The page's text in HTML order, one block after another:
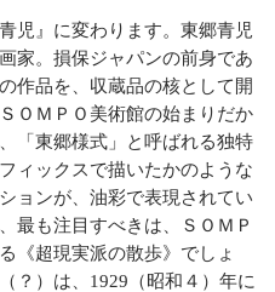
』に変わります。東郷青児
家。 損保ジャパンの前身であ
作品を、収蔵品の核として開
ＳＯＭＰＯ美術館の始まりだか
「東郷様式」と呼ばれる独特
ィックスで描いたかのような
ョンが、油彩で表現されてい
最も注目すべきは、ＳＯＭＰ
《超現実派の散歩》でしょ
？）は、 1929 （昭和４）年に